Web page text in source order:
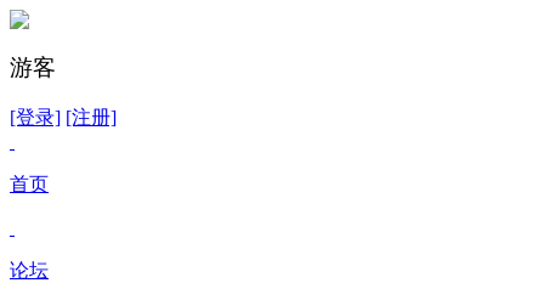
游客
[登录] [注册]
首页
论坛